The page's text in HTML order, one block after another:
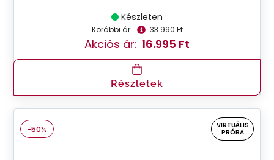
Készleten
Korábbi ár: 33.990 Ft
Akciós ár: 16.995 Ft
Részletek
-50%
VIRTUÁLIS
PRÓBA